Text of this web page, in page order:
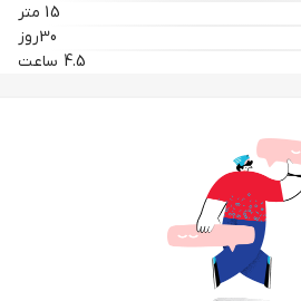
15 متر
30روز
4.5 ساعت